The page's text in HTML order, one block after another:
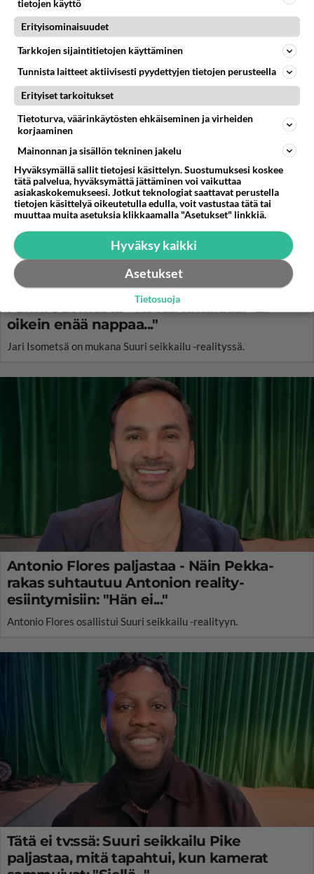
Oho! Jari Isometsä lataa suorat sanat
Farmi Suomesta - Kovaa kritiikkiä: "Ei
oikein enää nappaa..."
Jari Isometsä on mukana Suuri seikkailu -realityssä.
Antonio Flores paljastaa - Näin Pekka-
rakas suhtautuu Antonion reality-
esiintymisiin: "Hän ei..."
Antonio Flores osallistui Suuri seikkailu -realityyn.
Tätä ei tv:ssä: Suuri seikkailu Pike
paljastaa, mitä tapahtui, kun kamerat
tietojen käyttö
Erityisominaisuudet
Tarkkojen sijaintitietojen käyttäminen
Tunnista laitteet aktiivisesti pyydettyjen tietojen perusteella
Erityiset tarkoitukset
Tietoturva, väärinkäytösten ehkäiseminen ja virheiden
korjaaminen
Mainonnan ja sisällön tekninen jakelu
Hyväksymällä sallit tietojesi käsittelyn. Suostumuksesi koskee
tätä palvelua, hyväksymättä jättäminen voi vaikuttaa
asiakaskokemukseesi. Jotkut teknologiat saattavat perustella
tietojen käsittelyä oikeutetulla edulla, voit vastustaa tätä tai
muuttaa muita asetuksia klikkaamalla "Asetukset" linkkiä.
Hyväksy kaikki
Asetukset
Tietosuoja